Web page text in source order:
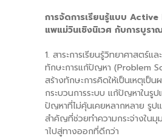
การจัดการเรียนรู้แบบ
แพแม่วินเชิงนิเวศ กับการบูรา
1. สาระการเรียนรู้วิทยาศาสตร์แล
ทักษะการแก้ปัญหา (Problem
สร้างทักษะการคิดให้เป็นเหตุเป็น
กระบวนการระบบ แก้ปัญหาในรู
ปัญหาที่ไม่คุ้นเคยหลากหลาย รูป
สำคัญที่ช่วยทำความกระจ่างใน
าไปสู่ทางออกที่ดีกว่า